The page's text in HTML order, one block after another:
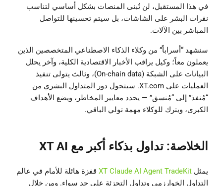
في هذا المستقبل، لن تُبنى المنصات بشكل أساسي لتناسب
نقرات البشر على الشاشات، بل سيتم تحسينها للتواصل
المباشر بين الآلات.
سنشهد “أسراباً” من وكلاء الذكاء الاصطناعي المتخصصين الذين
يعملون معاً؛ وكيل يراقب الأخبار الاقتصادية الكلية، وآخر يحلل
البيانات على الشبكة (On-chain data)، وثالث يتولى تنفيذ
العمليات على XT.com. سيتحول دور المتداول البشري من
“مُنفذ” إلى “مُنسق” — يحدد معايير المخاطر، ويضع الأهداف
الكبرى، ويترك للوكلاء مهمة تولي الباقي.
الخلاصة: تداول بذكاء أكبر مع XT AI
يمثل XT Claude AI Agent TradeKit قفزة هائلة للأمام في عالم
التداول الخوارزمي وتداول التجزئة على حد سواء. ومن خلال